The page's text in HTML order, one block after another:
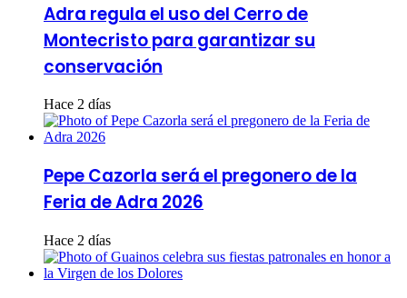
Adra regula el uso del Cerro de
Montecristo para garantizar su
conservación
Hace 2 días
Pepe Cazorla será el pregonero de la
Feria de Adra 2026
Hace 2 días